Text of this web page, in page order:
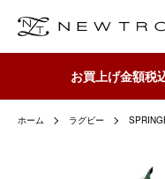
お買上げ金額税
ホーム ラグビー